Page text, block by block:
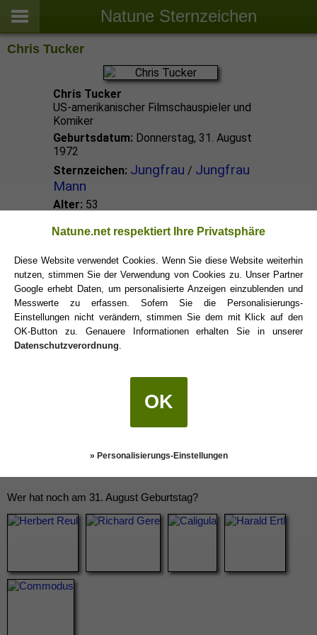
Natune Sternzeichen
Chris Tucker
Chris Tucker
US-amerikanischer Filmschauspieler und
Komiker
Geburtsdatum: Donnerstag, 31. August
1972
Sternzeichen: Jungfrau / Jungfrau
Mann
Alter: 53
Jungfrau Promis
Jungfrau Sternzeichen
Wer hat noch am 31. August Geburtstag?
Natune.net respektiert Ihre Privatsphäre
Diese Website verwendet Cookies. Wenn Sie diese Website weiterhin
nutzen, stimmen Sie der Verwendung von Cookies zu. Unser Partner
Google erhebt Daten, um personalisierte Anzeigen einzublenden und
Messwerte zu erfassen. Sofern Sie die Personalisierungs-
Einstellungen nicht verändern, stimmen Sie dem mit Klick auf den
OK-Button zu. Genauere Informationen erhalten Sie in unserer
Datenschutzverordnung.
OK
» Personalisierungs-Einstellungen